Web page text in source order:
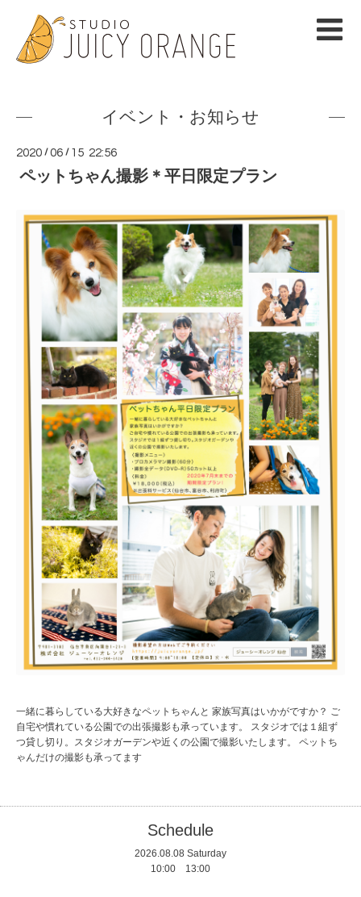
イベント・お知らせ
2020 /06 / 15 22:56
ペットちゃん撮影＊平日限定プラン
一緒に暮らしている大好きなペットちゃんと 家族写真はいかがですか？ ご
自宅や慣れている公園での出張撮影も承っています。 スタジオでは１組ず
つ貸し切り。スタジオガーデンや近くの公園で撮影いたします。 ペットち
ゃんだけの撮影も承ってます
Schedule
2026.08.08 Saturday
10:00 13:00